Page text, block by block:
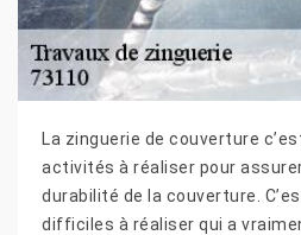
La zinguerie de couverture
activités à réaliser pour
durabilité de la couverture.
difficiles à réaliser qui a